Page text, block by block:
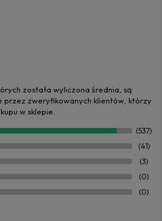
została wyliczona średnia, są
przez zweryfikowanych klientów, którzy
w sklepie.
(537)
(41)
(3)
(0)
(0)